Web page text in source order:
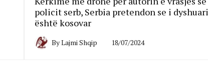
policit serb, Serbia pretendon se i dyshuari
është kosovar
ByLajmi Shqip 18/07/2024